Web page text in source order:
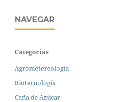
NAVEGAR
Categorías
Agrometereología
Biotecnología
Caña de Azúcar